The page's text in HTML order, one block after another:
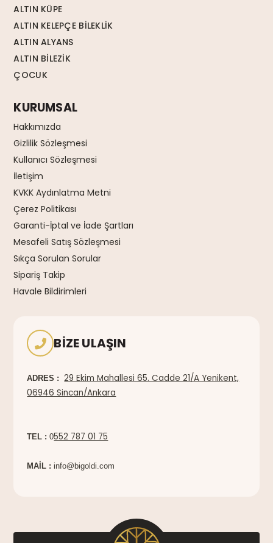
ALTIN KÜPE
ALTIN KELEPÇE BİLEKLİK
ALTIN ALYANS
ALTIN BİLEZİK
ÇOCUK
KURUMSAL
Hakkımızda
Gizlilik Sözleşmesi
Kullanıcı Sözleşmesi
İletişim
KVKK Aydınlatma Metni
Çerez Politikası
Garanti-İptal ve İade Şartları
Mesafeli Satış Sözleşmesi
Sıkça Sorulan Sorular
Sipariş Takip
Havale Bildirimleri
BIZE ULAŞIN
ADRES :
29 Ekim Mahallesi 65. Cadde 21/A Yenikent,
06946 Sincan/Ankara
TEL : 0552 787 01 75
MAİL :info@bigoldi.com